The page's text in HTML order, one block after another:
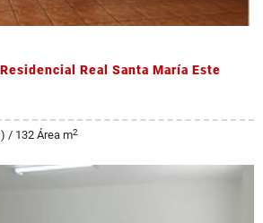
Real Santa María Este
/ 132 Área m2